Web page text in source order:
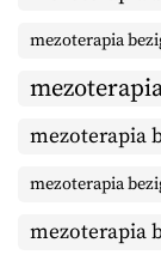
mezoterapia
mezoterapia
mezoterapia
mezoterapia